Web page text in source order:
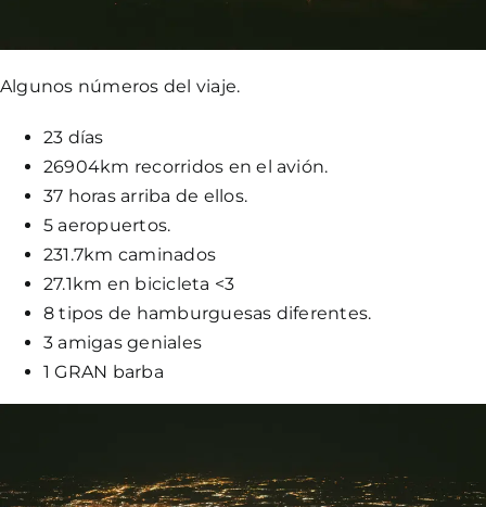
Algunos números del viaje.
23 días
26904km recorridos en el avión.
37 horas arriba de ellos.
5 aeropuertos.
231.7km caminados
27.1km en bicicleta <3
8 tipos de hamburguesas diferentes.
3 amigas geniales
1 GRAN barba